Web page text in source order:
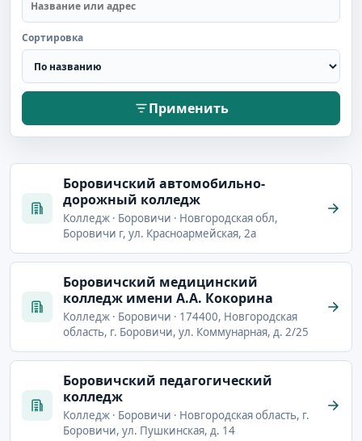
Сортировка
Применить
Боровичский автомобильно-
дорожный колледж
Колледж · Боровичи · Новгородская обл,
Боровичи г, ул. Красноармейская, 2а
Боровичский медицинский
колледж имени А.А. Кокорина
Колледж · Боровичи · 174400, Новгородская
область, г. Боровичи, ул. Коммунарная, д. 2/25
Боровичский педагогический
колледж
Колледж · Боровичи · Новгородская область, г.
Боровичи, ул. Пушкинская, д. 14